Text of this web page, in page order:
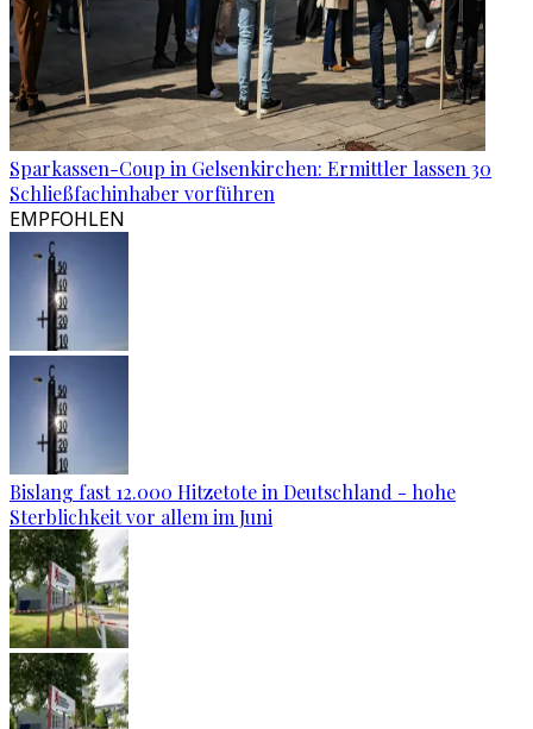
Sparkassen-Coup in Gelsenkirchen: Ermittler lassen 30
Schließfachinhaber vorführen
EMPFOHLEN
Bislang fast 12.000 Hitzetote in Deutschland - hohe
Sterblichkeit vor allem im Juni